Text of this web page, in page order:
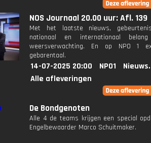
NOS Journaal 20.00 uur: Afl. 139
Met het laatste nieuws,
nationaal en internationaal
weersverwachting. En op NPO 1
gebarentaal.
14-07-2025 20:00 NPO1
Alle afleveringen
De Bondgenoten
Alle 4 de teams krijgen een special
Engelbewaarder Marco Schuitmaker.